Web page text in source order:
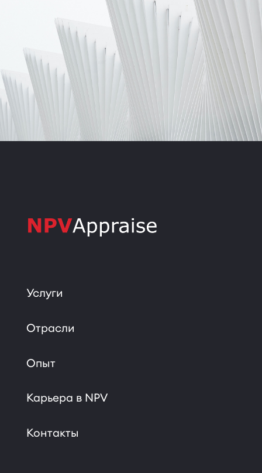
Услуги
Отрасли
Опыт
Карьера в NPV
Контакты